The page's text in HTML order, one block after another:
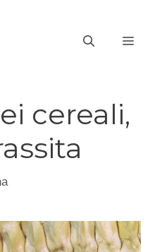
cereali,